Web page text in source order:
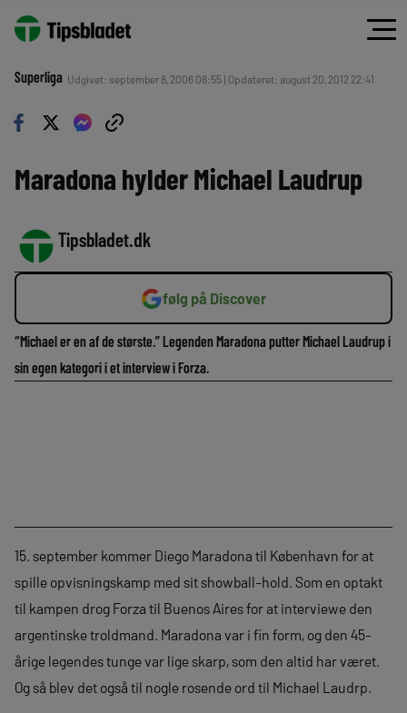
Superliga Udgivet: september 8, 2006 08:55 | Opdateret: august 20, 2012 22:41
Maradona hylder Michael Laudrup
Tipsbladet.dk
følg på Discover
“Michael er en af de største.” Legenden Maradona putter Michael Laudrup i
sin egen kategori i et interview i Forza.
15. september kommer Diego Maradona til København for at
spille opvisningskamp med sit showball-hold. Som en optakt
til kampen drog Forza til Buenos Aires for at interviewe den
argentinske troldmand. Maradona var i fin form, og den 45-
årige legendes tunge var lige skarp, som den altid har været.
Og så blev det også til nogle rosende ord til Michael Laudrp.